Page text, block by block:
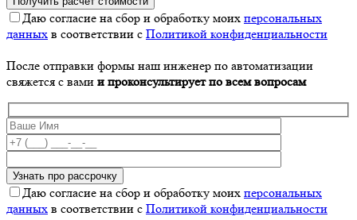
Даю согласие на сбор и обработку моих персональных
данных в соответствии с Политикой конфиденциальности
После отправки формы наш инженер по автоматизации
свяжется с вами и проконсультирует по всем вопросам
Даю согласие на сбор и обработку моих персональных
данных в соответствии с Политикой конфиденциальности